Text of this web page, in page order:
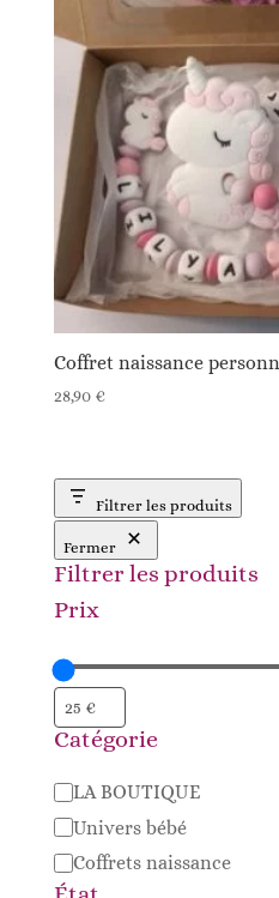
Coffret naissance
28,90 €
Filtrer les produits
Fermer
Filtrer les produits
Prix
Catégorie
Catégorie
LA BOUTIQUE
Univers bébé
Coffrets naissance